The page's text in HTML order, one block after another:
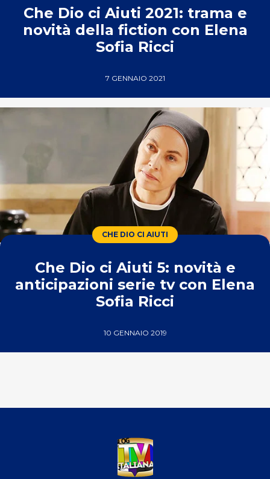
Che Dio ci Aiuti 2021: trama e
novità della fiction con Elena
Sofia Ricci
7 GENNAIO 2021
CHE DIO CI AIUTI
Che Dio ci Aiuti 5: novità e
anticipazioni serie tv con Elena
Sofia Ricci
10 GENNAIO 2019